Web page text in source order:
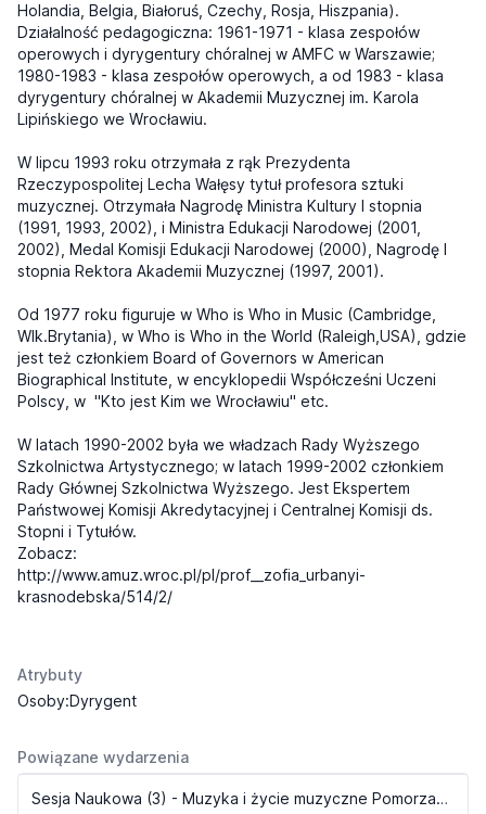
Holandia, Belgia, Białoruś, Czechy, Rosja, Hiszpania).
Działalność pedagogiczna: 1961-1971 - klasa zespołów
operowych i dyrygentury chóralnej w AMFC w Warszawie;
1980-1983 - klasa zespołów operowych, a od 1983 - klasa
dyrygentury chóralnej w Akademii Muzycznej im. Karola
Lipińskiego we Wrocławiu.
W lipcu 1993 roku otrzymała z rąk Prezydenta
Rzeczypospolitej Lecha Wałęsy tytuł profesora sztuki
muzycznej. Otrzymała Nagrodę Ministra Kultury I stopnia
(1991, 1993, 2002), i Ministra Edukacji Narodowej (2001,
2002), Medal Komisji Edukacji Narodowej (2000), Nagrodę I
stopnia Rektora Akademii Muzycznej (1997, 2001).
Od 1977 roku figuruje w Who is Who in Music (Cambridge,
Wlk.Brytania), w Who is Who in the World (Raleigh,USA), gdzie
jest też członkiem Board of Governors w American
Biographical Institute, w encyklopedii Współcześni Uczeni
Polscy, w "Kto jest Kim we Wrocławiu" etc.
W latach 1990-2002 była we władzach Rady Wyższego
Szkolnictwa Artystycznego; w latach 1999-2002 członkiem
Rady Głównej Szkolnictwa Wyższego. Jest Ekspertem
Państwowej Komisji Akredytacyjnej i Centralnej Komisji ds.
Stopni i Tytułów.
Zobacz:
http://www.amuz.wroc.pl/pl/prof__zofia_urbanyi-
krasnodebska/514/2/
Atrybuty
Osoby:Dyrygent
Powiązane wydarzenia
Sesja Naukowa (3) - Muzyka i życie muzyczne Pomorza i Kujaw